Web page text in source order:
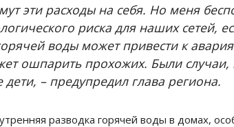
эти расходы на себя. Но меня
риска для наших сетей,
воды может привести к
ошпарить прохожих. Были
– предупредил глава региона.
разводка горячей воды в домах,